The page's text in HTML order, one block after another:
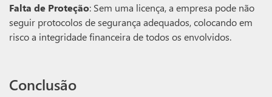
Falta de Proteção: Sem uma licença, a empresa pode não
seguir protocolos de segurança adequados, colocando em
risco a integridade financeira de todos os envolvidos.
Conclusão